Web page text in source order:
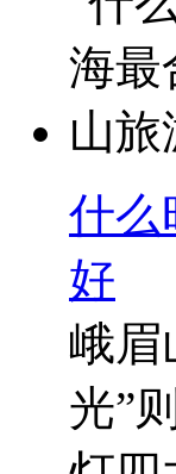
什么
好
峨眉
光”